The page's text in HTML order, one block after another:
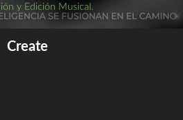
y Edición Musical.
Create